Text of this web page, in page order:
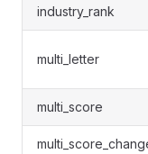
industry_rank
multi_letter
multi_score